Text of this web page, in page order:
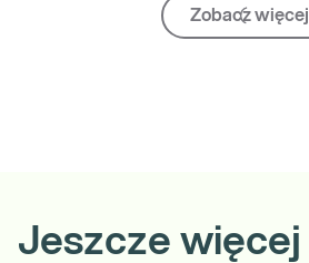
Zobacz więcej
Jeszcze więcej